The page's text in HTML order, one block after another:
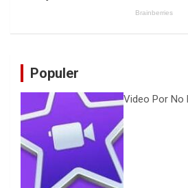
Populer
Video Por No